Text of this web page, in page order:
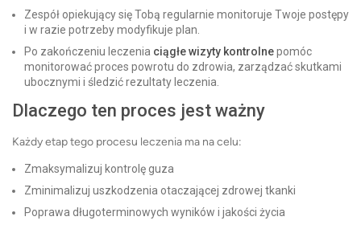
Zespół opiekujący się Tobą regularnie monitoruje Twoje postępy
i w razie potrzeby modyfikuje plan.
Po zakończeniu leczenia ciągłe wizyty kontrolnepomóc
monitorować proces powrotu do zdrowia, zarządzać skutkami
ubocznymi i śledzić rezultaty leczenia.
Dlaczego ten proces jest ważny
Każdy etap tego procesu leczenia ma na celu:
Zmaksymalizuj kontrolę guza
Zminimalizuj uszkodzenia otaczającej zdrowej tkanki
Poprawa długoterminowych wyników i jakości życia